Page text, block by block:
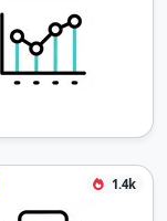
1.4k